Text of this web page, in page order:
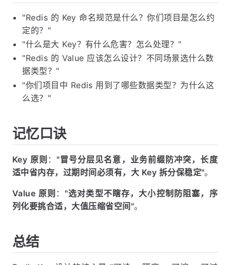
"Redis 的 Key 命名规范是什么？你们项目是怎么约
定的？"
"什么是大 Key？有什么危害？怎么处理？"
"Redis 的 Value 应该怎么设计？不同场景选什么数
据类型？"
"你们项目中 Redis 用到了哪些数据类型？为什么这
么选？"
记忆口诀
Key 原则 ： "冒号分层见名意，业务前缀防冲突，长度
适中省内存，过期时间必须有，大 Key 拆分保稳定"。
Value 原则 ： "选对类型不瞎存，大小控制防阻塞，序
列化要挑合适，大值压缩省空间"。
总结